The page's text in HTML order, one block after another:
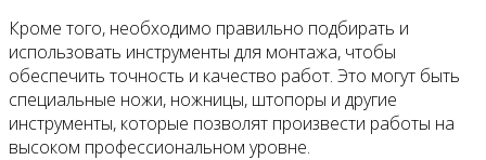
Кроме того, необходимо правильно подбирать и
использовать инструменты для монтажа, чтобы
обеспечить точность и качество работ. Это могут быть
специальные ножи, ножницы, штопоры и другие
инструменты, которые позволят произвести работы на
высоком профессиональном уровне.